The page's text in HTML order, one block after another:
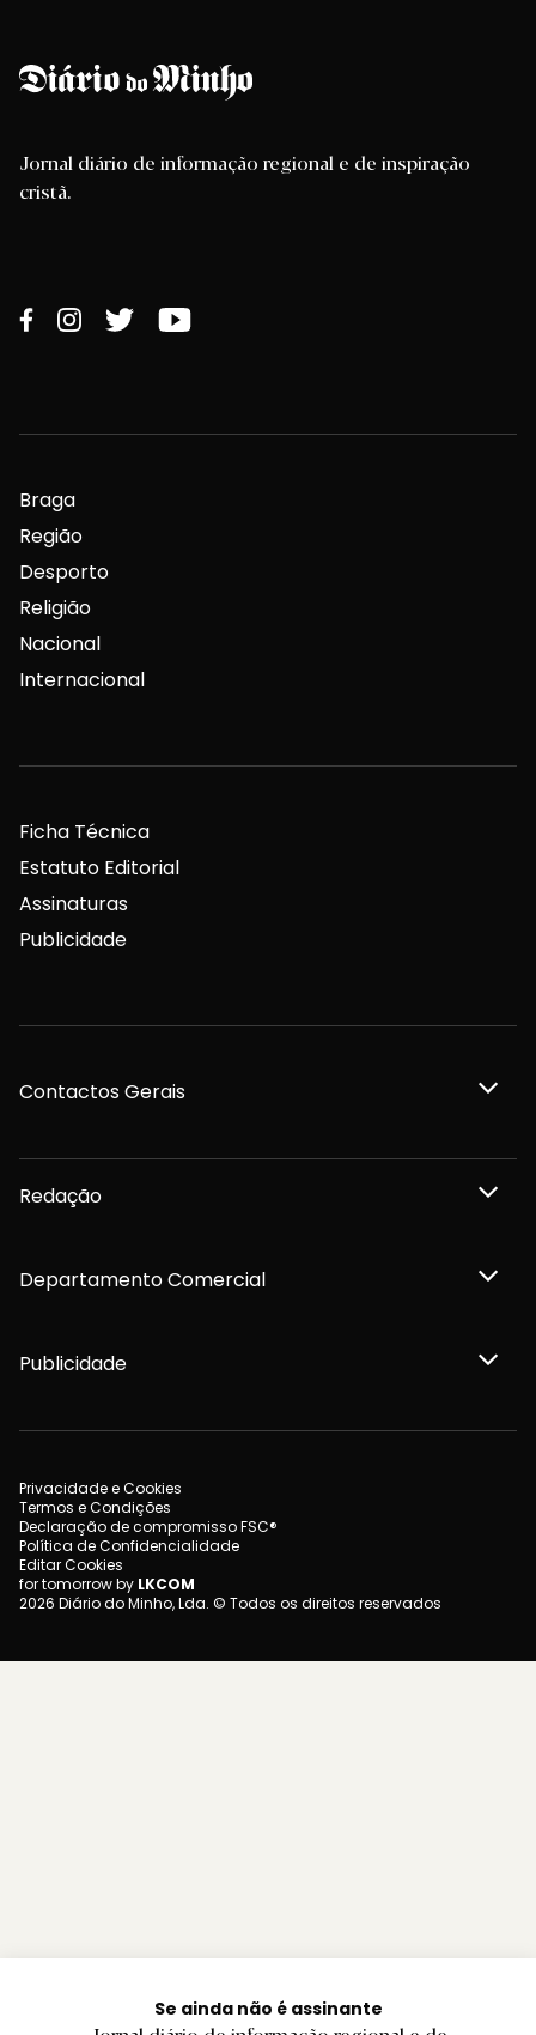
Se ainda não é assinante
Jornal diário de informação regional e de inspiração
cristã.
Braga
Região
Desporto
Religião
Nacional
Internacional
Ficha Técnica
Estatuto Editorial
Assinaturas
Publicidade
Contactos Gerais
Redação
Departamento Comercial
Publicidade
Privacidade e Cookies
Termos e Condições
Declaração de compromisso FSC®
Política de Confidencialidade
Editar Cookies
for tomorrow by LKCOM
2026 Diário do Minho, Lda. © Todos os direitos reservados